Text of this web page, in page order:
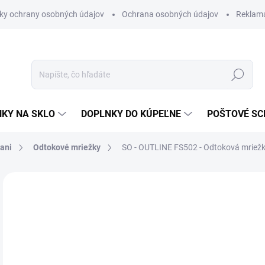
ochrany osobných údajov Ochrana osobných údajov
Hľadať
NA SKLO DOPLNKY DO KÚPEĽNE POŠTOVÉ
Odtokové mriežky SO - OUTLINE FS502 - Odtoková